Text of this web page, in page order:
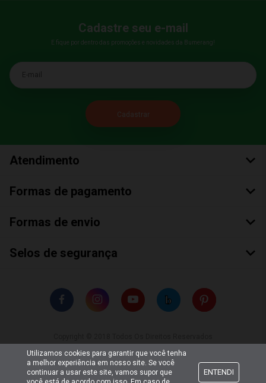
Cadastre seu e-mail
E fique por dentro das promoções e novidades da Bumerang!
E-mail
Atendimento
Formas de pagamento
Formas de envio
Selos de segurança
Utilizamos cookies para garantir que você tenha
a melhor experiência em nosso site. Se você
continuar a usar este site, vamos supor que
ENTENDI